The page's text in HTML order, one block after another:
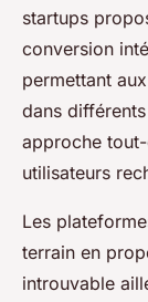
startups
conversion
permettant
dans
approche
utilisateurs
Les
terrain en
introuvable